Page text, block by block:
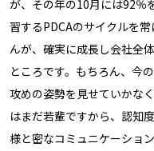
が、その年の10月には92％
習するPDCAのサイクルを
んが、確実に成長し会社全
ところです。もちろん、今
攻めの姿勢を見せていかな
はまだ若輩ですから、認知
様と密なコミュニケーショ